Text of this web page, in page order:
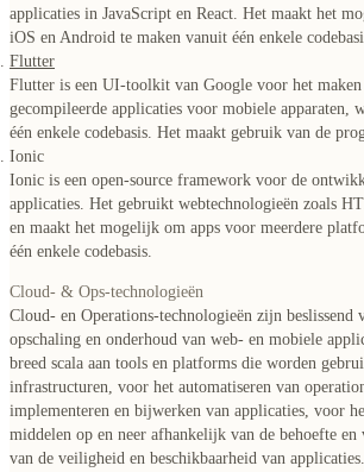
applicaties in JavaScript en React. Het maakt het
iOS en Android te maken vanuit één enkele
Flutter
Flutter is een UI-toolkit van Google voor het
gecompileerde applicaties voor mobiele apparaten,
één enkele codebasis. Het maakt gebruik van de
Ionic
Ionic is een open-source framework voor de
applicaties. Het gebruikt webtechnologieën zoals
en maakt het mogelijk om apps voor meerdere
één enkele codebasis.
Cloud- & Ops-technologieën
Cloud- en Operations-technologieën zijn beslissend
opschaling en onderhoud van web- en mobiele
breed scala aan tools en platforms die worden
infrastructuren, voor het automatiseren van
implementeren en bijwerken van applicaties, voor
middelen op en neer afhankelijk van de behoefte en
van de veiligheid en beschikbaarheid van applicaties.